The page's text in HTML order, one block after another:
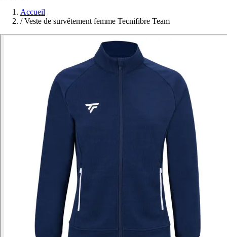
Accueil
/ Veste de survêtement femme Tecnifibre Team